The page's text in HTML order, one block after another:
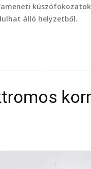
álló helyzetből.